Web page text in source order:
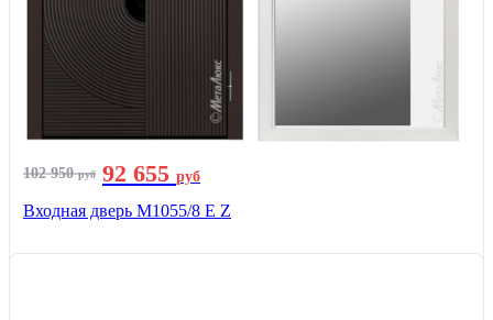
102 950руб 92 655 руб
Входная дверь М1055/8 Е Z